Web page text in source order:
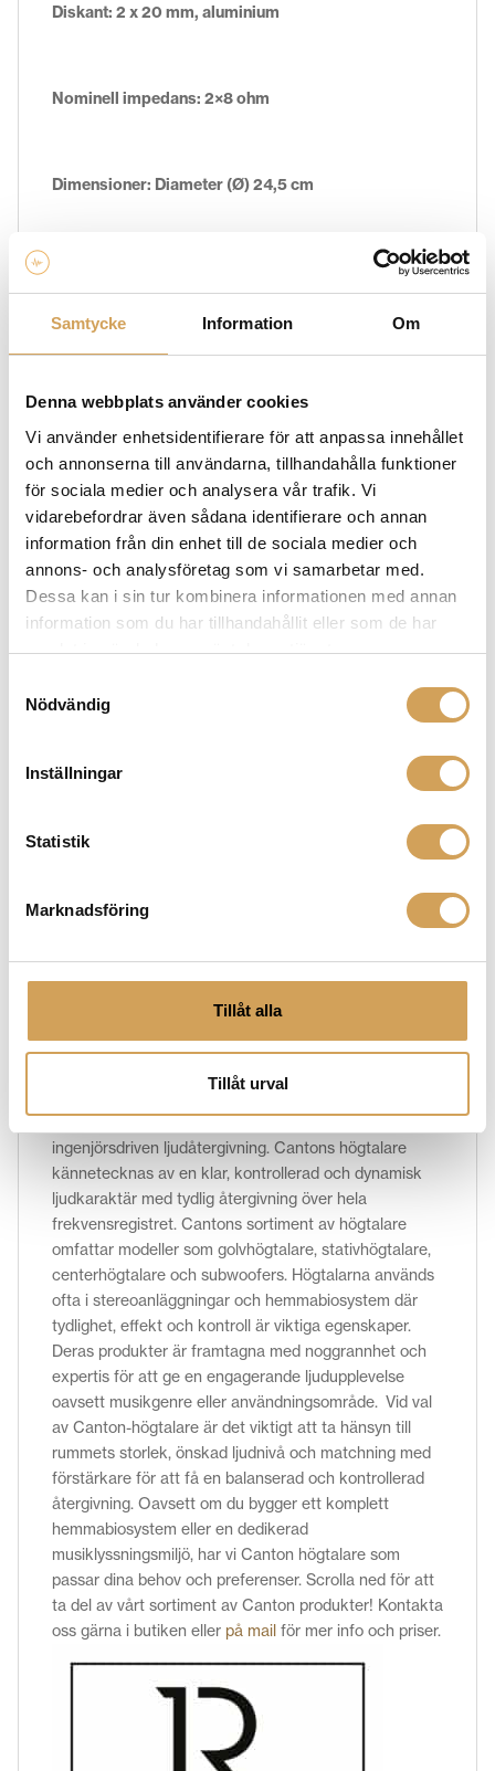
Samtycke Information Om
Denna webbplats använder cookies
Vi använder enhetsidentifierare för att anpassa innehållet
och annonserna till användarna, tillhandahålla funktioner
för sociala medier och analysera vår trafik. Vi
vidarebefordrar även sådana identifierare och annan
information från din enhet till de sociala medier och
annons- och analysföretag som vi samarbetar med.
Dessa kan i sin tur kombinera informationen med annan
information som du har tillhandahållit eller som de har
samlat in när du har använt deras tjänster.
Nödvändig
Inställningar
Statistik
Marknadsföring
Tillåt alla
Tillåt urval
Diskant: 2 x 20 mm, aluminium
Nominell impedans: 2×8 ohm
Dimensioner: Diameter (Ø) 24,5 cm
Installationsdjup 9 cm
Vikt 1,9 kg
Tillgängliga tillbehör CFB 650
Speciella finesser: Diskantnivåanpassning Single
Ytterligare information
FärgVit , målningsbar
CANTON
på 1970-talet och har fokus på teknisk precision och
ingenjörsdriven ljudåtergivning. Cantons högtalare
kännetecknas av en klar, kontrollerad och dynamisk
ljudkaraktär med tydlig återgivning över hela
frekvensregistret. Cantons sortiment av högtalare
omfattar modeller som golvhögtalare, stativhögtalare,
centerhögtalare och subwoofers. Högtalarna används
ofta i stereoanläggningar och hemmabiosystem där
tydlighet, effekt och kontroll är viktiga egenskaper.
Deras produkter är framtagna med noggrannhet och
expertis för att ge en engagerande ljudupplevelse
oavsett musikgenre eller användningsområde. Vid val
av Canton-högtalare är det viktigt att ta hänsyn till
rummets storlek, önskad ljudnivå och matchning med
förstärkare för att få en balanserad och kontrollerad
återgivning. Oavsett om du bygger ett komplett
hemmabiosystem eller en dedikerad
musiklyssningsmiljö, har vi Canton högtalare som
passar dina behov och preferenser. Scrolla ned för att
ta del av vårt sortiment av Canton produkter! Kontakta
oss gärna i butiken eller på mail för mer info och priser.